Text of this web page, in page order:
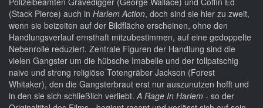
(Stack Pierce) auch in Harlem Action, doch sind sie hier zu zweit,
wenn sie beizeiten auf der Bildfläche erscheinen, ohne den
Handlungsverlauf ernsthaft mitzubestimmen, auf eine gedoppelte
Nebenrolle reduziert. Zentrale Figuren der Handlung sind die
vielen Gangster um die hübsche Imabelle und der tollpatschig
naive und streng religiöse Totengräber Jackson (Forest
Whitaker), den die Gangsterbraut erst nur auszunutzen hofft und
in den sie sich schließlich verliebt.A Rage In Harlem - so der